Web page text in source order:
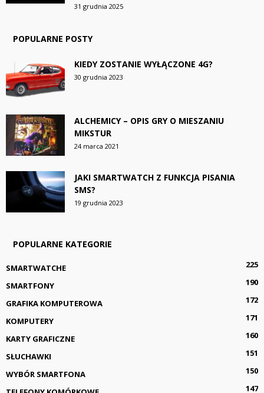
31 grudnia 2025
POPULARNE POSTY
KIEDY ZOSTANIE WYŁĄCZONE 4G?
30 grudnia 2023
ALCHEMICY – OPIS GRY O MIESZANIU
MIKSTUR
24 marca 2021
JAKI SMARTWATCH Z FUNKCJA PISANIA
SMS?
19 grudnia 2023
POPULARNE KATEGORIE
SMARTWATCHE
225
SMARTFONY
190
GRAFIKA KOMPUTEROWA
172
KOMPUTERY
171
KARTY GRAFICZNE
160
SŁUCHAWKI
151
WYBÓR SMARTFONA
150
147